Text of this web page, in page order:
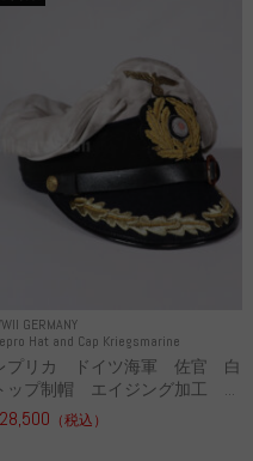
GERMANY
Hat and Cap Kriegsmarine
プリカ ドイツ海軍 佐官 白
ップ制帽 エイジング加工 ...
（税込）